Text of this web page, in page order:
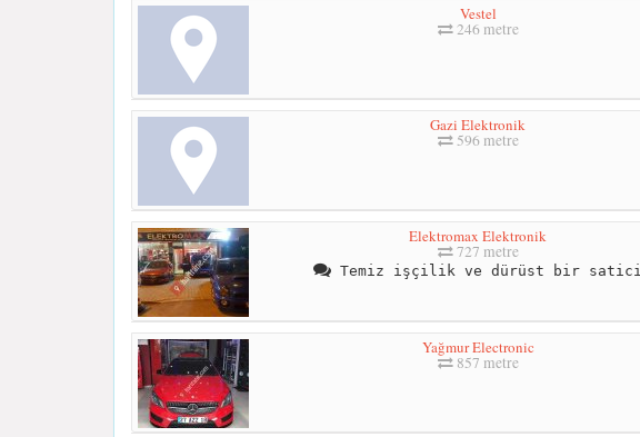
Vestel
246 metre
Gazi Elektronik
596 metre
Elektromax Elektronik
727 metre
Temiz işçilik ve dürüst bir satici
Yağmur Electronic
857 metre